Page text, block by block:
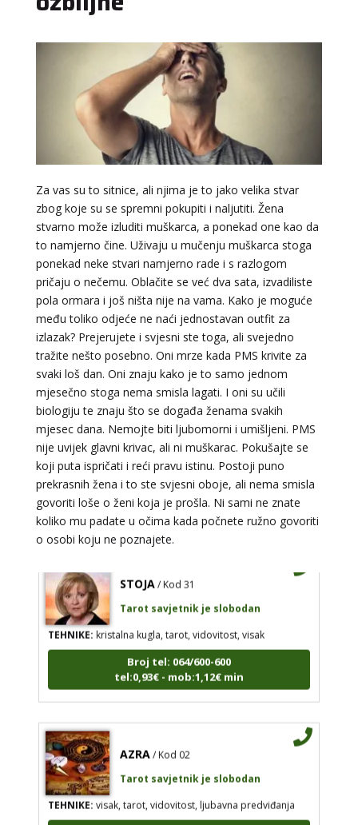
Za vas su to sitnice, ali njima je to jako velika stvar
zbog koje su se spremni pokupiti i naljutiti. Žena
stvarno može izluditi muškarca, a ponekad one kao da
to namjerno čine. Uživaju u mučenju muškarca stoga
ponekad neke stvari namjerno rade i s razlogom
pričaju o nečemu. Oblačite se već dva sata, izvadiliste
pola ormara i još ništa nije na vama. Kako je moguće
među toliko odjeće ne naći jednostavan outfit za
izlazak? Prejerujete i svjesni ste toga, ali svejedno
tražite nešto posebno. Oni mrze kada PMS krivite za
svaki loš dan. Oni znaju kako je to samo jednom
mjesečno stoga nema smisla lagati. I oni su učili
biologiju te znaju što se događa ženama svakih
mjesec dana. Nemojte biti ljubomorni i umišljeni. PMS
nije uvijek glavni krivac, ali ni muškarac. Pokušajte se
koji puta ispričati i reći pravu istinu. Postoji puno
prekrasnih žena i to ste svjesni oboje, ali nema smisla
govoriti loše o ženi koja je prošla. Ni sami ne znate
koliko mu padate u očima kada počnete ružno govoriti
o osobi koju ne poznajete.
KRISTINA / Kod 160
Tarot savjetnik je zauzet
TEHNIKE:asrologija; numerologija, tarot
Broj tel: 064/600-600
tel:0,93€ - mob:1,12€ min
VESNA / Kod 05
Tarot savjetnik je slobodan
TEHNIKE:numerologija, anđeoski i ljubavni tarot, visak, yi
ching, knjiga promjena mudrosti, rune, izrada runskih
amajlija
Broj tel: 064/600-600
tel:0,93€ - mob:1,12€ min
STOJA / Kod 31
Tarot savjetnik je slobodan
TEHNIKE:kristalna kugla, tarot, vidovitost, visak
Broj tel: 064/600-600
tel:0,93€ - mob:1,12€ min
AZRA / Kod 02
Tarot savjetnik je slobodan
TEHNIKE:visak, tarot, vidovitost, ljubavna predviđanja